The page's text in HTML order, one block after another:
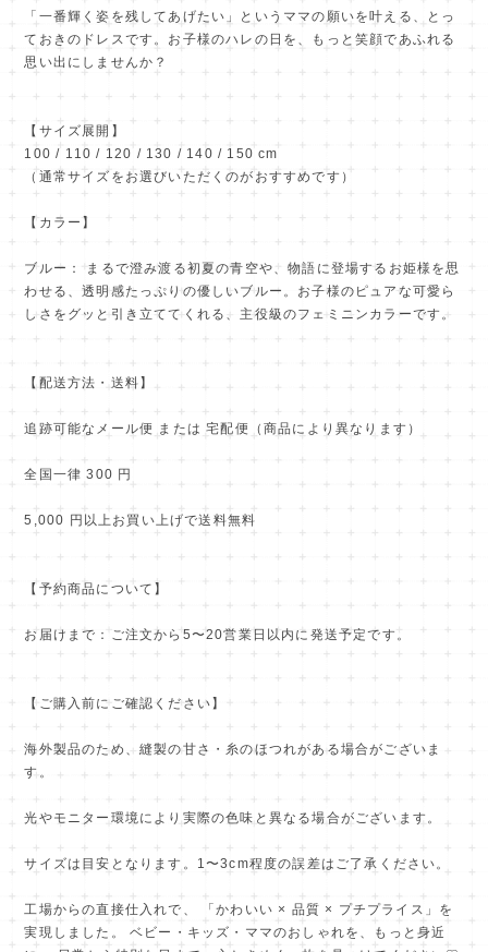
「一番輝く姿を残してあげたい」というママの願いを叶える、とっ
ておきのドレスです。お子様のハレの日を、もっと笑顔であふれる
思い出にしませんか？
【サイズ展開】
100 / 110 / 120 / 130 / 140 / 150 cm
（通常サイズをお選びいただくのがおすすめです）
【カラー】
ブルー： まるで澄み渡る初夏の青空や、物語に登場するお姫様を思
わせる、透明感たっぷりの優しいブルー。お子様のピュアな可愛ら
しさをグッと引き立ててくれる、主役級のフェミニンカラーです。
【配送方法・送料】
追跡可能なメール便 または 宅配便（商品により異なります）
全国一律 300 円
5,000 円以上お買い上げで送料無料
【予約商品について】
お届けまで：ご注文から5〜20営業日以内に発送予定です。
【ご購入前にご確認ください】
海外製品のため、縫製の甘さ・糸のほつれがある場合がございま
す。
光やモニター環境により実際の色味と異なる場合がございます。
サイズは目安となります。1〜3cm程度の誤差はご了承ください。
工場からの直接仕入れで、 「かわいい × 品質 × プチプライス」を
実現しました。 ベビー・キッズ・ママのおしゃれを、もっと身近